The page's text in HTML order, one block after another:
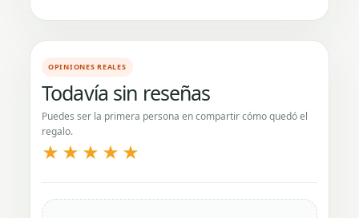
OPINIONES REALES
Todavía sin reseñas
Puedes ser la primera persona en compartir cómo quedó el
regalo.
★★★★★